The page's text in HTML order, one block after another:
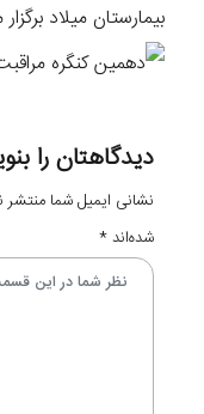
بیمارستان میلاد
دیدگاهتان را
نشانی ایمیل شما
شده‌اند*